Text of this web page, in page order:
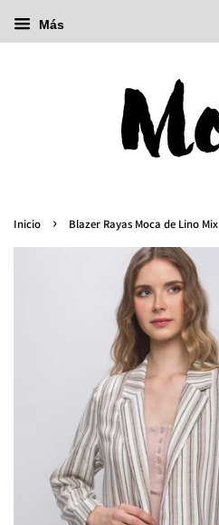
Más
Inicio › Blazer Rayas Moca de Lino Mix